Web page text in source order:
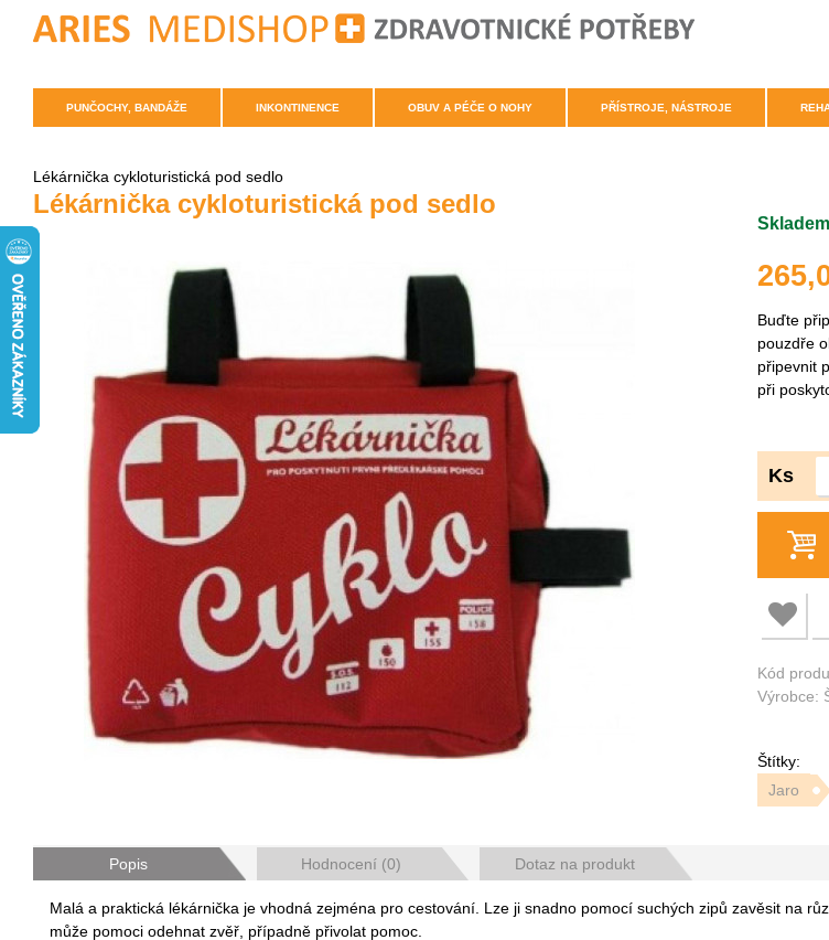
PUNČOCHY, BANDÁŽE INKONTINENCE OBUV A PÉČE O NOHY PŘÍSTROJE, NÁSTROJE
Lékárnička cykloturistická pod sedlo
Lékárnička cykloturistická pod sedlo
Buďte
pouzdře
připevnit
při
Ks
Kód
Výrobce:
Štítky:
Jaro
Popis Hodnocení (0) Dotaz na produkt
Malá a praktická lékárnička je vhodná zejména pro cestování. Lze ji snadno pomocí suchých zipů zavěsit na
může pomoci odehnat zvěř, případně přivolat pomoc.